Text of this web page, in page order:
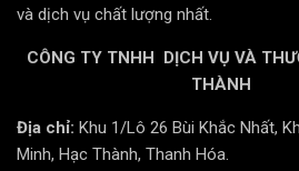
ảnh Sony Starvis ở cả 2 kênh
video siêu rõ nét chất lượng hình
kiện môi trường ánh sáng yếu
Cảm biến ảnh Sony Starvis còn
chỉnh cân bằng sáng tùy thuộc
và dịch vụ chất lượng nhất.
CÔNG TY TNHH DỊCH VỤ VÀ
THÀNH
Địa chỉ: Khu 1/Lô 26 Bùi Khắc Nhất,
Minh, Hạc Thành, Thanh Hóa.